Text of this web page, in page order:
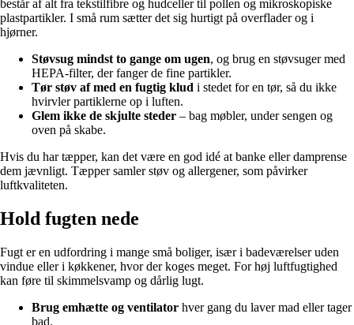
består af alt fra tekstilfibre og hudceller til pollen og mikroskopiske
plastpartikler. I små rum sætter det sig hurtigt på overflader og i
hjørner.
Støvsug mindst to gange om ugen, og brug en støvsuger med
HEPA-filter, der fanger de fine partikler.
Tør støv af med en fugtig klud i stedet for en tør, så du ikke
hvirvler partiklerne op i luften.
Glem ikke de skjulte steder – bag møbler, under sengen og
oven på skabe.
Hvis du har tæpper, kan det være en god idé at banke eller damprense
dem jævnligt. Tæpper samler støv og allergener, som påvirker
luftkvaliteten.
Hold fugten nede
Fugt er en udfordring i mange små boliger, især i badeværelser uden
vindue eller i køkkener, hvor der koges meget. For høj luftfugtighed
kan føre til skimmelsvamp og dårlig lugt.
Brug emhætte og ventilator hver gang du laver mad eller tager
bad.